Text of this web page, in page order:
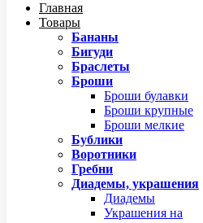
Главная
Товары
Бананы
Бигуди
Браслеты
Броши
Броши булавки
Броши крупные
Броши мелкие
Бублики
Воротники
Гребни
Диадемы, украшения
Диадемы
Украшения на